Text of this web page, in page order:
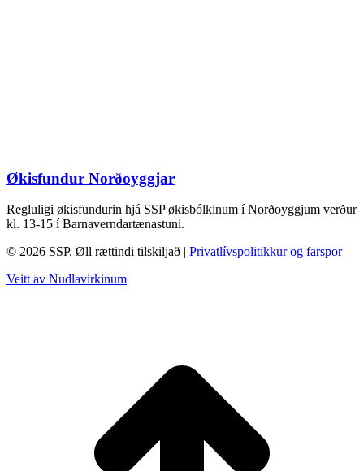
Økisfundur Norðoyggjar
Regluligi økisfundurin hjá SSP økisbólkinum í Norðoyggjum verður
kl. 13-15 í Barnaverndartænastuni.
© 2026 SSP. Øll rættindi tilskiljað | Privatlívspolitikkur og farspor
Veitt av Nudlavirkinum